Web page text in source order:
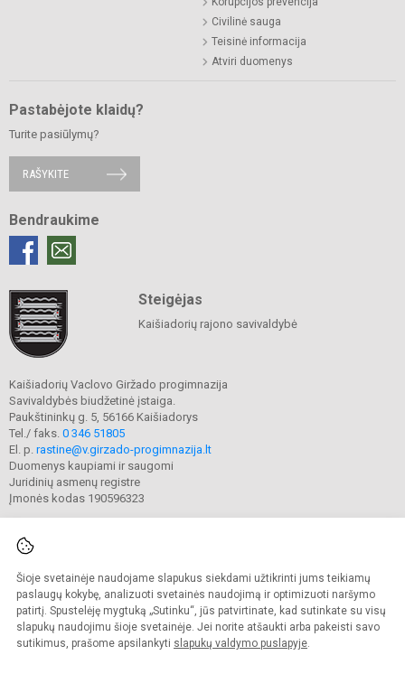
Šioje svetainėje naudojame slapukus siekdami užtikrinti jums teikiamų
paslaugų kokybę, analizuoti svetainės naudojimą ir optimizuoti naršymo
patirtį. Spustelėję mygtuką „Sutinku“, jūs patvirtinate, kad sutinkate su visų
slapukų naudojimu šioje svetainėje. Jei norite atšaukti arba pakeisti savo
sutikimus, prašome apsilankyti slapukų valdymo puslapyje.
Civilinė sauga
Teisinė informacija
Atviri duomenys
Pastabėjote klaidų?
Turite pasiūlymų?
RAŠYKITE
Bendraukime
Steigėjas
Kaišiadorių rajono savivaldybė
Kaišiadorių Vaclovo Giržado progimnazija
Savivaldybės biudžetinė įstaiga.
Paukštininkų g. 5, 56166 Kaišiadorys
Tel./ faks. 0 346 51805
El. p. rastine@v.girzado-progimnazija.lt
Duomenys kaupiami ir saugomi
Juridinių asmenų registre
Įmonės kodas 190596323
© 2020. Kaišiadorių Vaclovo Giržado progimnazija. Visos teisės saugomos.
Kopijuoti turinį be raštiško gimnazijos sutikimo griežtai draudžiama.
Prieinamumo paraiška Slapukų valdymas
Sumanus būdas atnaujinti